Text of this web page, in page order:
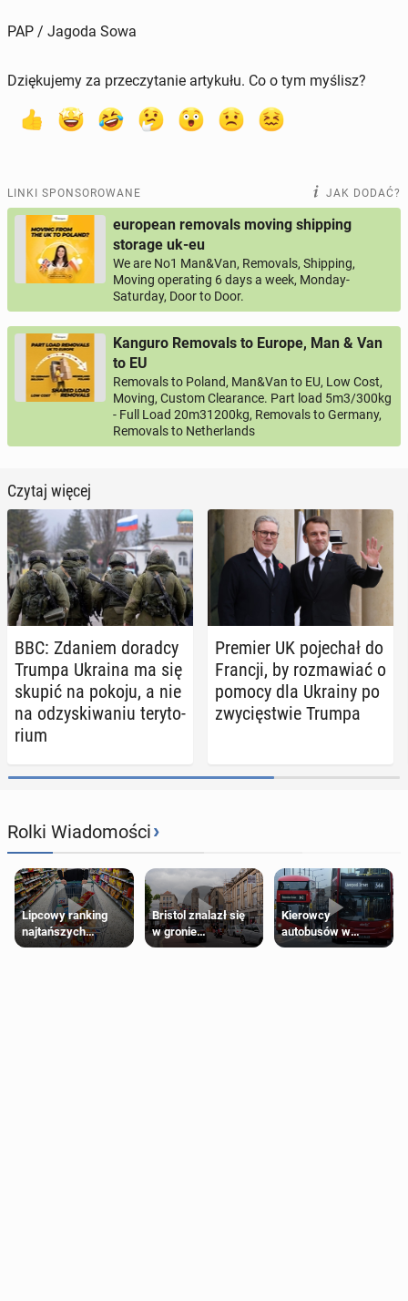
PAP / Jagoda Sowa
Dziękujemy za przeczytanie artykułu. Co o tym myślisz?
LINKI SPONSOROWANE JAK DODAĆ?
european removals moving shipping
storage uk-eu
We are No1 Man&Van, Removals, Shipping,
Moving operating 6 days a week, Monday-
Saturday, Door to Door.
Kanguro Removals to Europe, Man & Van
to EU
Removals to Poland, Man&Van to EU, Low Cost,
Moving, Custom Clearance. Part load 5m3/300kg
- Full Load 20m31200kg, Removals to Germany,
Removals to Netherlands
Czytaj więcej
BBC: Zdaniem doradcy
Trumpa Ukraina ma się
skupić na pokoju, a nie
na od­zy­ski­wa­niu te­ry­to­
rium
Premier UK po­je­chał do
Francji, by roz­ma­wiać o
pomocy dla Ukrainy po
zwy­cię­stwie Trumpa
Rolki Wiadomości›
Lipcowy ranking
najtańszych
supermarketów
Bristol znalazł się
w gronie
najlepszych
Kierowcy
autobusów w
Londynie